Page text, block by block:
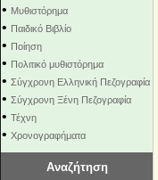
• Μυθιστόρημα
• Παιδικό Βιβλίο
• Ποίηση
• Πολιτικό μυθιστόρημα
• Σύγχρονη Ελληνική Πεζογραφία
• Σύγχρονη Ξένη Πεζογραφία
• Τέχνη
• Χρονογραφήματα
Αναζήτηση